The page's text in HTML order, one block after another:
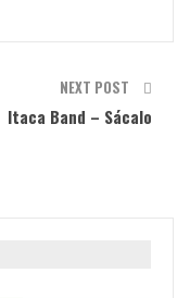
NEXT POST
Itaca Band – Sácalo